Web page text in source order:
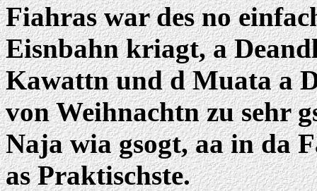
Fiahras war des no
Eisnbahn kriagt, a
Kawattn und d Muata a
von Weihnachtn zu sehr
Naja wia gsogt, aa in da
as Praktischste.